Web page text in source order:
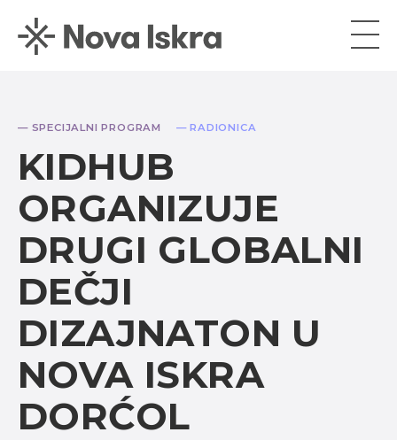
— SPECIJALNI PROGRAM — RADIONICA
KIDHUB
ORGANIZUJE
DRUGI GLOBALNI
DEČJI
DIZAJNATON U
NOVA ISKRA
DORĆOL